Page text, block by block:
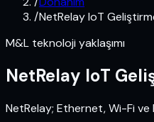
/NetRelay IoT
M&L teknoloji yaklaşımı
NetRelay IoT
NetRelay; Ethernet, Wi-Fi ve